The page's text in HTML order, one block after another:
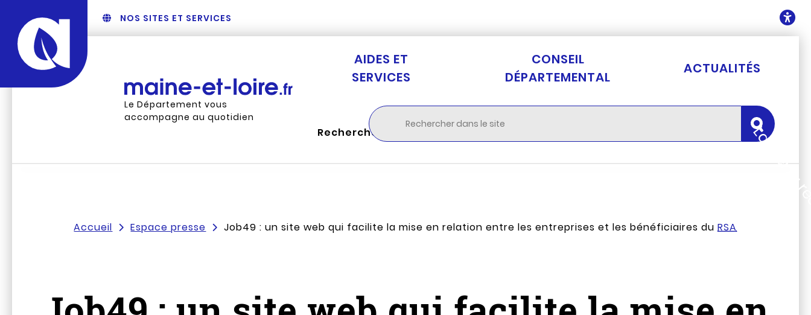
NOS SITES ET SERVICES
Le Département vous
accompagne au quotidien
AIDES ET
SERVICES
CONSEIL
DÉPARTEMENTAL
ACTUALITÉS
Rechercher
Accueil Espace presse Job49 : un site web qui facilite la mise en relation entre les entreprises et les bénéficiaires duRSA